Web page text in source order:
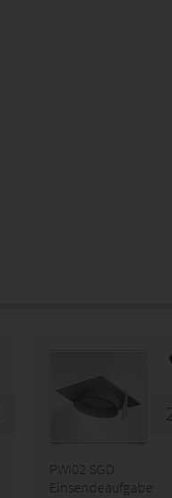
PWI02 SGD
Einsendeaufgabe